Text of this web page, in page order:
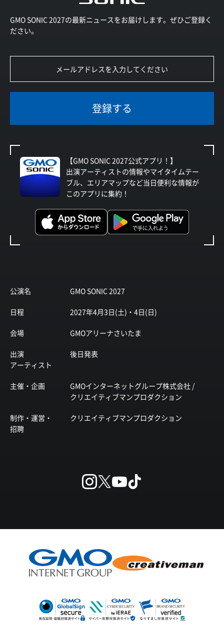
公演名 GMO SONIC 2027
日程 2027年4月3日(土)・4日(日)
会場 GMOアリーナさいたま
出演
アーティスト
後日発表
主催・企画
GMOインターネットグループ株式会社 /
クリエイティブマンプロダクション
制作・運営・
招聘
クリエイティブマンプロダクション
GMO SONIC 2027の最新ニュースをお届けします。ぜひご登録く
ださい。
登録する
【GMO SONIC 2027公式アプリ！】
出演アーティストの情報やマイタイムテー
ブル、エリアマップなど当日便利な情報が
このアプリに集約！